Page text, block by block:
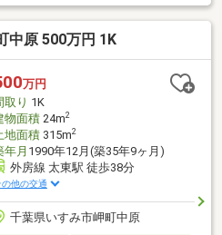
中原 500万円 1K
万円
取り 1K
物面積24m2
地面積315m2
年月1990年12月(築35年9ヶ月)
外房線 太東駅 徒歩38分
の他の交通
千葉県いすみ市岬町中原